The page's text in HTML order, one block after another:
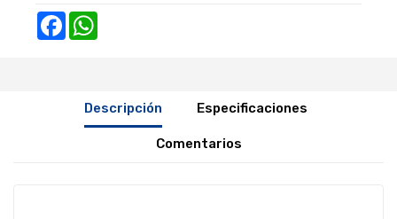
Facebook
Descripción Especificaciones
Comentarios